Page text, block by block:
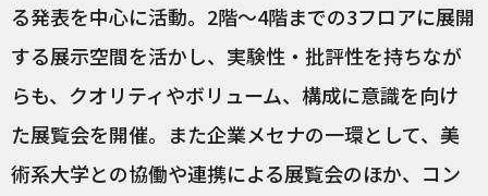
る発表を中心に活動。2階〜4階までの3フロアに展開
する展示空間を活かし、実験性・批評性を持ちなが
らも、クオリティやボリューム、構成に意識を向け
た展覧会を開催。また企業メセナの一環として、美
術系大学との協働や連携による展覧会のほか、コン